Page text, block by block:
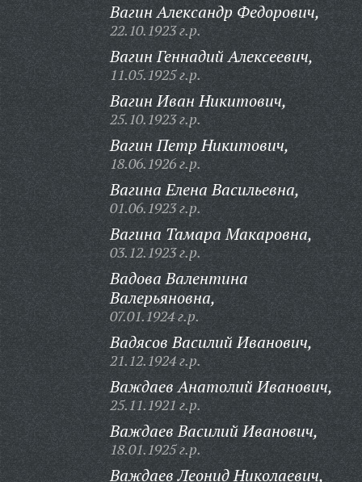
Вагин Александр Федорович,
22.10.1923 г.р.
Вагин Геннадий Алексеевич,
11.05.1925 г.р.
Вагин Иван Никитович,
25.10.1923 г.р.
Вагин Петр Никитович,
18.06.1926 г.р.
Вагина Елена Васильевна,
01.06.1923 г.р.
Вагина Тамара Макаровна,
03.12.1923 г.р.
Вадова Валентина
Валерьяновна,
07.01.1924 г.р.
Вадясов Василий Иванович,
21.12.1924 г.р.
Важдаев Анатолий Иванович,
25.11.1921 г.р.
Важдаев Василий Иванович,
18.01.1925 г.р.
Важдаев Леонид Николаевич,